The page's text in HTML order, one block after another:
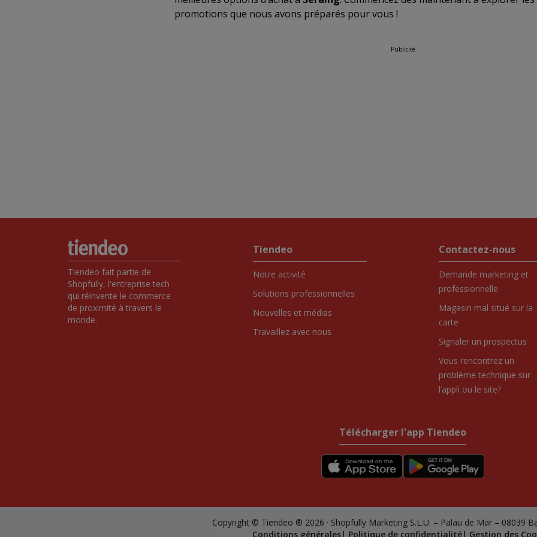
promotions que nous avons préparés pour vous !
Publicité
Tiendeo fait partie de
Shopfully, l'entreprise tech
qui réinvente le commerce
de proximité à travers le
monde.
Tiendeo
Notre activité
Solutions professionnelles
Nouvelles et médias
Travaillez avec nous
Contactez-nous
Demande marketing et
professionnelle
Magasin mal situé sur la
carte
Signaler un prospectus
Vous rencontrez un
problème technique sur
l’appli ou le site?
Télécharger l'app Tiendeo
Copyright © Tiendeo ® 2026 · Shopfully Marketing S.L.U. – Palau de Mar – 08039
Conditions générales
Politique de confidentialité Gestion des